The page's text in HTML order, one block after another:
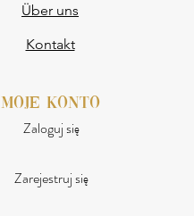
Über uns
Kontakt
moje konto
Zaloguj się
Zarejestruj się